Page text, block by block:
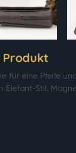
Produkt
für eine Pfeife
Elefant-Stil.